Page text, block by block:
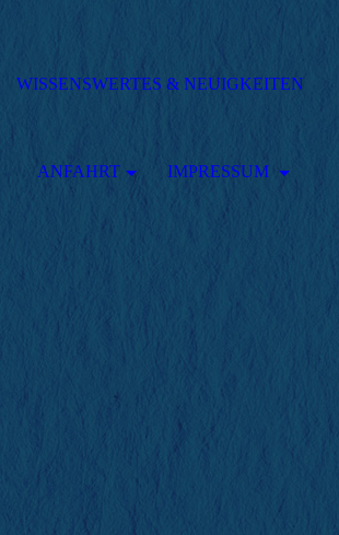
WISSENSWERTES & NEUIGKEITEN
ANFAHRT IMPRESSUM